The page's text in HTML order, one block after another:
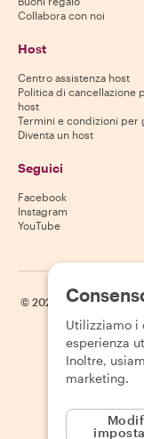
Collabora con noi
Host
Centro assistenza host
Politica di cancellazione
host
Termini e condizioni per
Diventa un host
Seguici
Facebook
Instagram
YouTube
© 2026 Withlocals.com |
Utilizziamo i
esperienza
Inoltre,
marketing.